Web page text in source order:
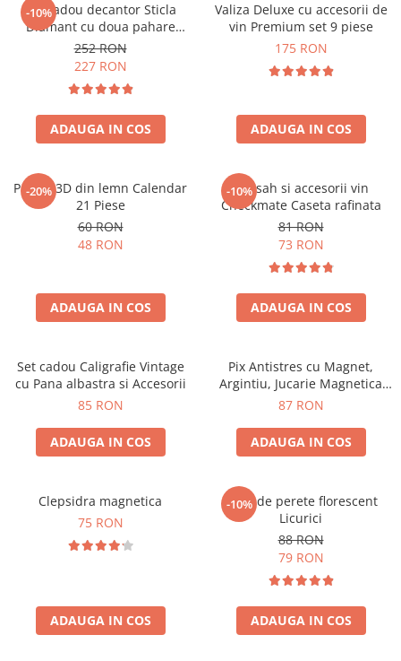
-10%
Set cadou decantor Sticla
Diamant cu doua pahare
Deluxe
252 RON
227 RON
ADAUGA IN COS
Valiza Deluxe cu accesorii de
vin Premium set 9 piese
175 RON
ADAUGA IN COS
-20%
Puzzle 3D din lemn Calendar
21 Piese
60 RON
48 RON
ADAUGA IN COS
-10%
Set sah si accesorii vin
Checkmate Caseta rafinata
81 RON
73 RON
ADAUGA IN COS
Set cadou Caligrafie Vintage
cu Pana albastra si Accesorii
85 RON
ADAUGA IN COS
Pix Antistres cu Magnet,
Argintiu, Jucarie Magnetica
pentru Birou
87 RON
ADAUGA IN COS
Clepsidra magnetica
75 RON
ADAUGA IN COS
-10%
Ceas de perete florescent
Licurici
88 RON
79 RON
ADAUGA IN COS